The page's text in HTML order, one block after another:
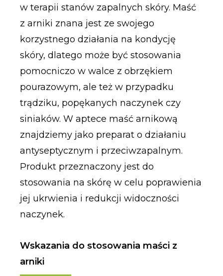
w terapii stanów zapalnych skóry. Maść
z arniki znana jest ze swojego
korzystnego działania na kondycję
skóry, dlatego może być stosowania
pomocniczo w walce z obrzękiem
pourazowym, ale też w przypadku
trądziku, popękanych naczynek czy
siniaków. W aptece maść arnikową
znajdziemy jako preparat o działaniu
antyseptycznym i przeciwzapalnym.
Produkt przeznaczony jest do
stosowania na skórę w celu poprawienia
jej ukrwienia i redukcji widoczności
naczynek.
Wskazania do stosowania maści z
arniki